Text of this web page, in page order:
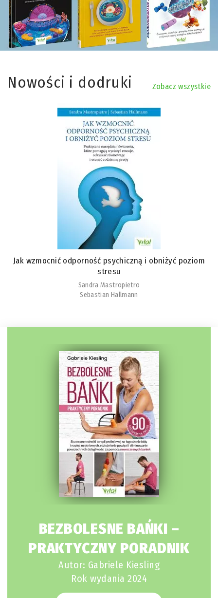
Nowości i dodruki Zobacz wszystkie
Jak wzmocnić odporność psychiczną i obniżyć poziom
stresu
Sandra Mastropietro
Sebastian Hallmann
BEZBOLESNE BAŃKI –
PRAKTYCZNY PORADNIK
Autor: Gabriele Kiesling
Rok wydania 2024